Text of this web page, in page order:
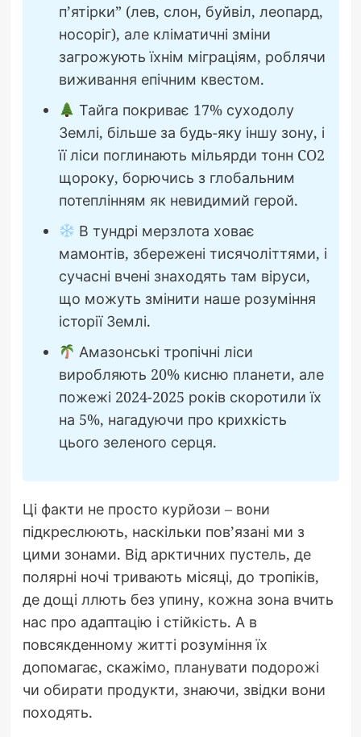
п’ятірки” (лев, слон, буйвіл, леопард,
носоріг), але кліматичні зміни
загрожують їхнім міграціям, роблячи
виживання епічним квестом.
Тайга покриває 17% суходолу
Землі, більше за будь-яку іншу зону, і
її ліси поглинають мільярди тонн CO2
щороку, борючись з глобальним
потеплінням як невидимий герой.
В тундрі мерзлота ховає
мамонтів, збережені тисячоліттями, і
сучасні вчені знаходять там віруси,
що можуть змінити наше розуміння
історії Землі.
Амазонські тропічні ліси
виробляють 20% кисню планети, але
пожежі 2024-2025 років скоротили їх
на 5%, нагадуючи про крихкість
цього зеленого серця.
Ці факти не просто курйози – вони
підкреслюють, наскільки пов’язані ми з
цими зонами. Від арктичних пустель, де
полярні ночі тривають місяці, до тропіків,
де дощі ллють без упину, кожна зона вчить
нас про адаптацію і стійкість. А в
повсякденному житті розуміння їх
допомагає, скажімо, планувати подорожі
чи обирати продукти, знаючи, звідки вони
походять.